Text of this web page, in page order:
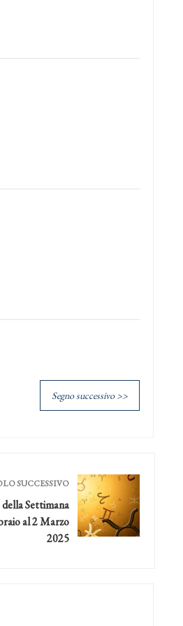
Segno successivo >>
SUCCESSIVO
Settimana
al 2 Marzo
2025